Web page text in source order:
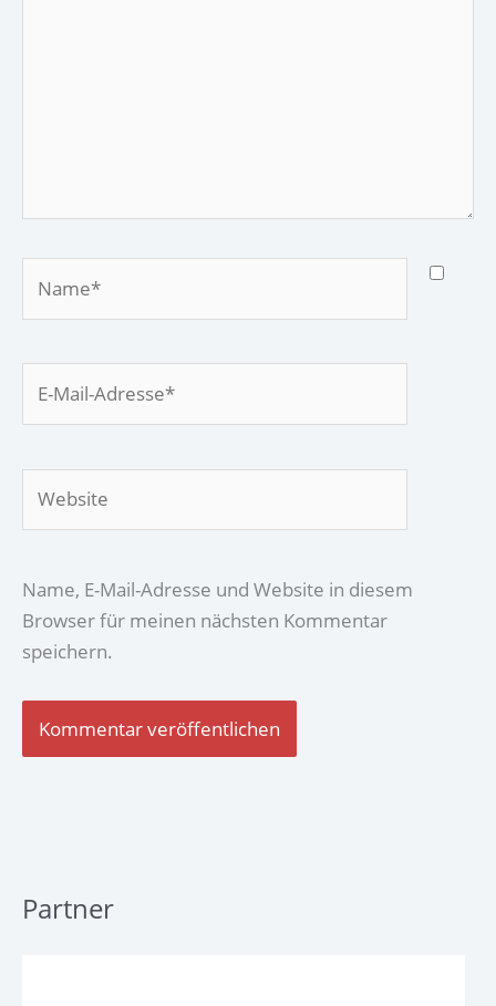
Mail-
Name, E-Mail-Adresse und Website in diesem
Browser für meinen nächsten Kommentar
speichern.
Partner